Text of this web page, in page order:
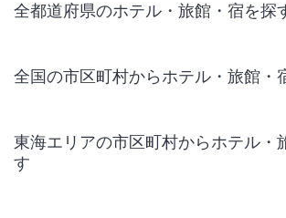
全都道府県のホテル・旅館・宿を探
全国の市区町村からホテル・旅館・
東海エリアの市区町村からホテル・
す